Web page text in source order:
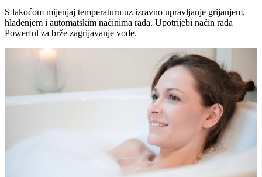
S lakoćom mijenjaj temperaturu uz izravno upravljanje grijanjem,
hlađenjem i automatskim načinima rada. Upotrijebi način rada
Powerful za brže zagrijavanje vode.